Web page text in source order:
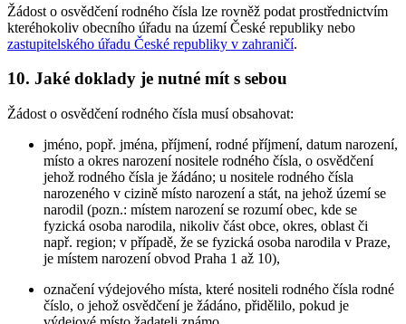
Žádost o osvědčení rodného čísla lze rovněž podat prostřednictvím
kteréhokoliv obecního úřadu na území České republiky nebo
zastupitelského úřadu České republiky v zahraničí.
10. Jaké doklady je nutné mít s sebou
Žádost o osvědčení rodného čísla musí obsahovat:
jméno, popř. jména, příjmení, rodné příjmení, datum narození,
místo a okres narození nositele rodného čísla, o osvědčení
jehož rodného čísla je žádáno; u nositele rodného čísla
narozeného v cizině místo narození a stát, na jehož území se
narodil (pozn.: místem narození se rozumí obec, kde se
fyzická osoba narodila, nikoliv část obce, okres, oblast či
např. region; v případě, že se fyzická osoba narodila v Praze,
je místem narození obvod Praha 1 až 10),
označení výdejového místa, které nositeli rodného čísla rodné
číslo, o jehož osvědčení je žádáno, přidělilo, pokud je